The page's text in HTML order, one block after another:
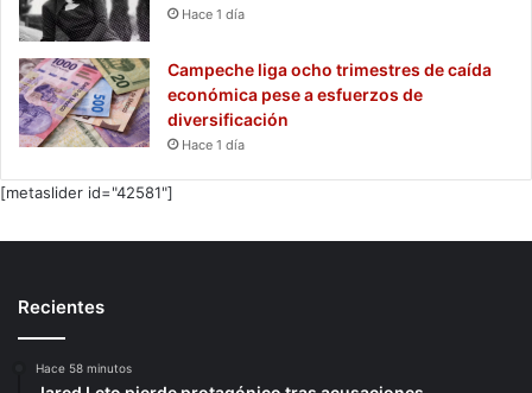
Hace 1 día
Campeche liga ocho trimestres de caída
económica pese a esfuerzos de
diversificación
Hace 1 día
[metaslider id="42581"]
Recientes
Hace 58 minutos